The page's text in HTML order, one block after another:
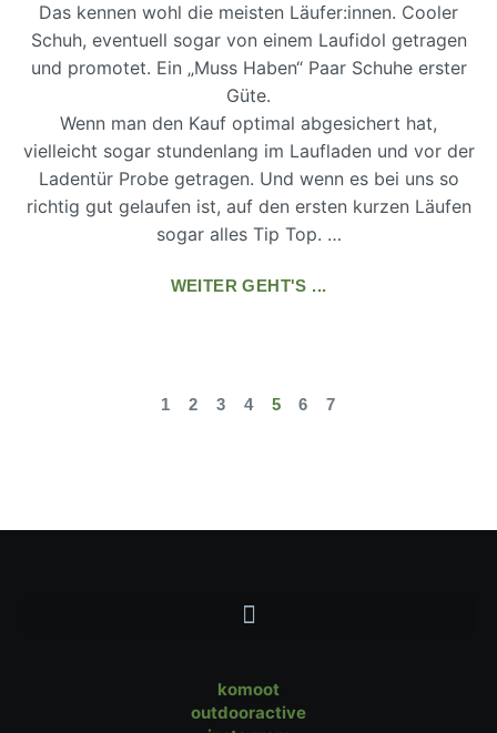
Das kennen wohl die meisten Läufer:innen. Cooler
Schuh, eventuell sogar von einem Laufidol getragen
und promotet. Ein „Muss Haben“ Paar Schuhe erster
Güte.
Wenn man den Kauf optimal abgesichert hat,
vielleicht sogar stundenlang im Laufladen und vor der
Ladentür Probe getragen. Und wenn es bei uns so
richtig gut gelaufen ist, auf den ersten kurzen Läufen
sogar alles Tip Top. …
WEITER GEHT'S ...
1 2 3 4 5 6 7
komoot
outdooractive